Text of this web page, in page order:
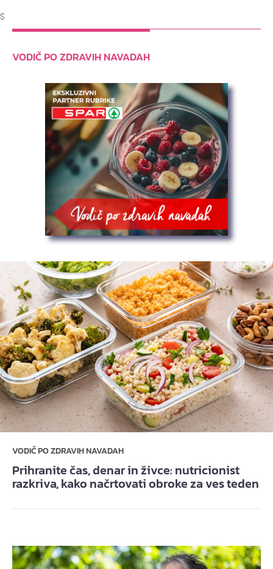
$
VODIČ PO ZDRAVIH NAVADAH
VODIČ PO ZDRAVIH NAVADAH
Prihranite čas, denar in živce: nutricionist
razkriva, kako načrtovati obroke za ves teden